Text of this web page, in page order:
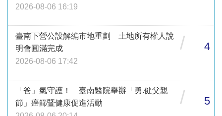
2026-08-06 16:19
臺南下營公設解編市地重劃 土地所有權人說
明會圓滿完成
2026-08-06 17:42
/ 4
「爸」氣守護！ 臺南醫院舉辦「勇.健父親
節」癌篩暨健康促進活動
/ 5